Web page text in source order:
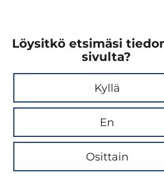
Löysitkö etsimäsi
sivulta?
Kyllä
En
Osittain